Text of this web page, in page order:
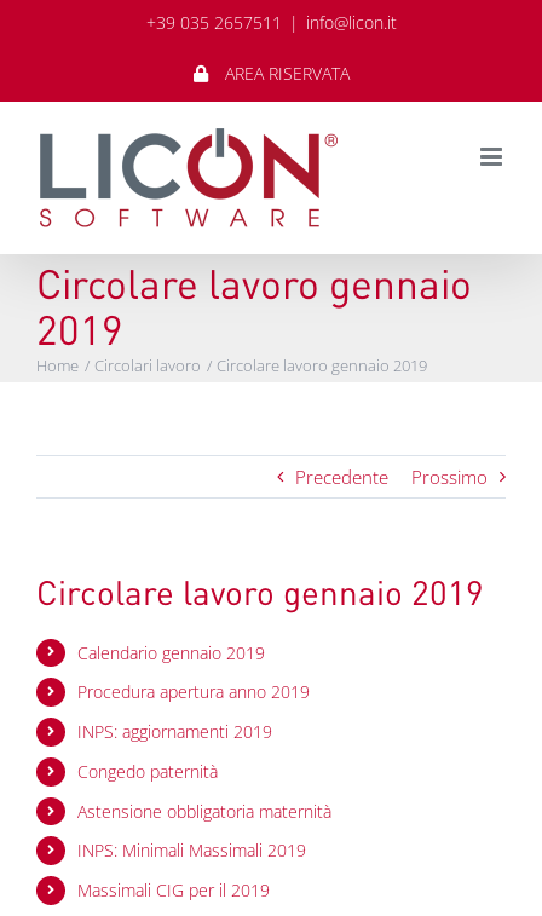
+39 035 2657511 | info@licon.it
AREA RISERVATA
Circolare lavoro gennaio
2019
Home Circolari lavoro Circolare lavoro gennaio 2019
Precedente Prossimo
Circolare lavoro gennaio 2019
Calendario gennaio 2019
Procedura apertura anno 2019
INPS: aggiornamenti 2019
Congedo paternità
Astensione obbligatoria maternità
INPS: Minimali Massimali 2019
Massimali CIG per il 2019